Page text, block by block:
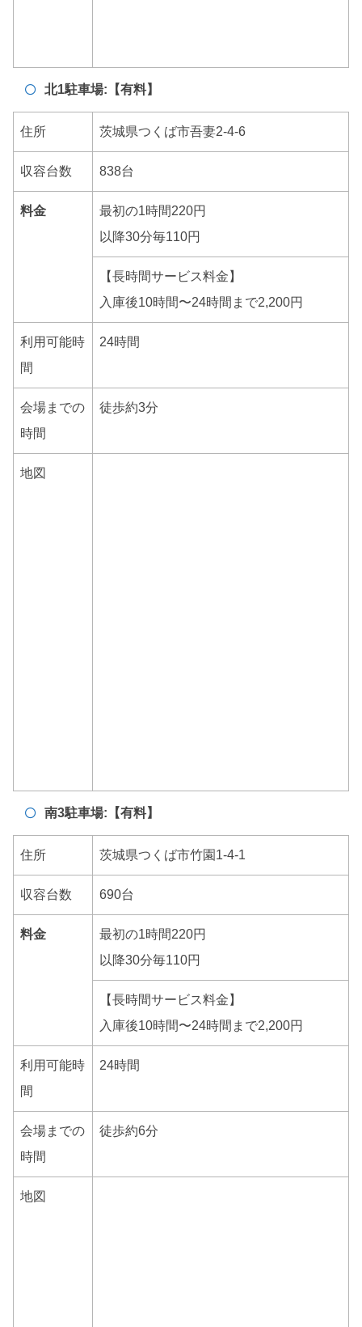
北1駐車場:【有料】
住所 茨城県つくば市吾妻2-4-6
収容台数 838台
料金
最初の1時間220円
以降30分毎110円
【長時間サービス料金】
入庫後10時間〜24時間まで2,200円
利用可能時
間
24時間
会場までの
時間
徒歩約3分
地図
南3駐車場:【有料】
住所 茨城県つくば市竹園1-4-1
収容台数 690台
料金
最初の1時間220円
以降30分毎110円
【長時間サービス料金】
入庫後10時間〜24時間まで2,200円
利用可能時
間
24時間
会場までの
時間
徒歩約6分
地図